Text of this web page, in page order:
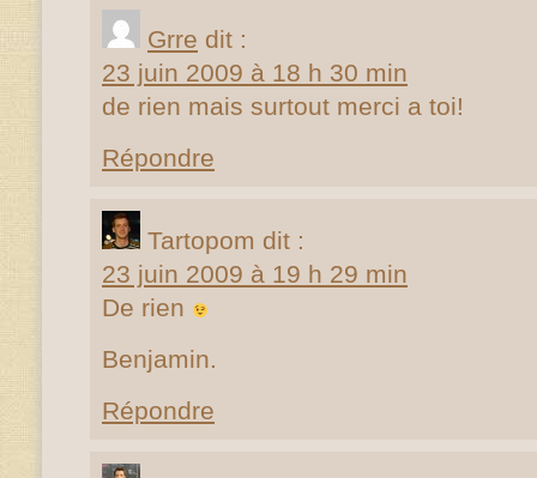
Grre dit :
23 juin 2009 à 18 h 30 min
de rien mais surtout merci a toi!
Répondre
Tartopom dit :
23 juin 2009 à 19 h 29 min
De rien
Benjamin.
Répondre